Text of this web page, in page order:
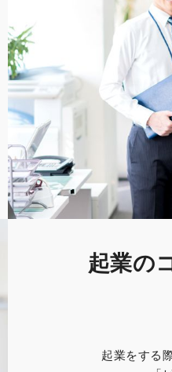
起業の
起業をする